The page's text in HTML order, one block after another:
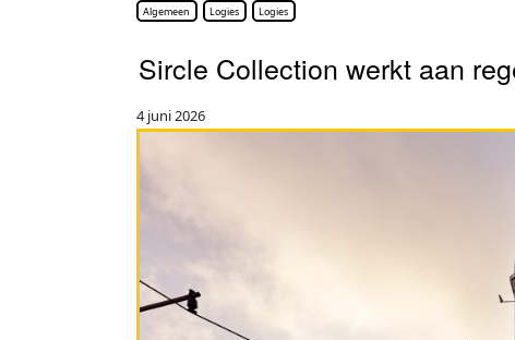
Algemeen Logies Logies
Sircle Collection werkt aan
4 juni 2026